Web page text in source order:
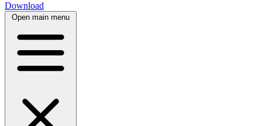
Download
Open main menu